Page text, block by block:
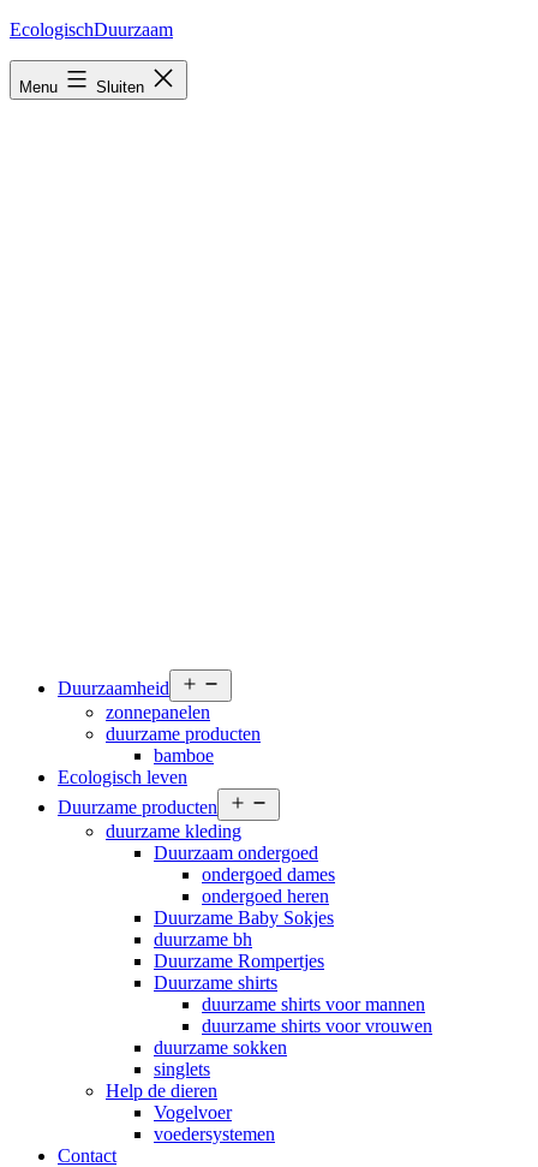
Ga
inhoud
EcologischDuurzaam
Menu Sluiten
Duurzaamheid
menu
zonnepanelen
duurzame producten
bamboe
Ecologisch leven
Duurzame producten
menu
duurzame kleding
Duurzaam ondergoed
ondergoed dames
ondergoed heren
Duurzame Baby Sokjes
duurzame bh
Duurzame Rompertjes
Duurzame shirts
duurzame shirts voor mannen
duurzame shirts voor vrouwen
duurzame sokken
singlets
Help de dieren
Vogelvoer
voedersystemen
Contact